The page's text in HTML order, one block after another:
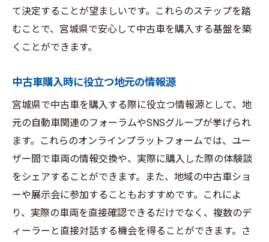
て決定することが望ましいです。これらのステップを踏
むことで、宮城県で安心して中古車を購入する基盤を築
くことができます。
中古車購入時に役立つ地元の情報源
宮城県で中古車を購入する際に役立つ情報源として、地
元の自動車関連のフォーラムやSNSグループが挙げられ
ます。これらのオンラインプラットフォームでは、ユー
ザー間で車両の情報交換や、実際に購入した際の体験談
をシェアすることができます。また、地域の中古車ショ
ーや展示会に参加することもおすすめです。これによ
り、実際の車両を直接確認できるだけでなく、複数のデ
ィーラーと直接対話する機会を得ることができます。さ